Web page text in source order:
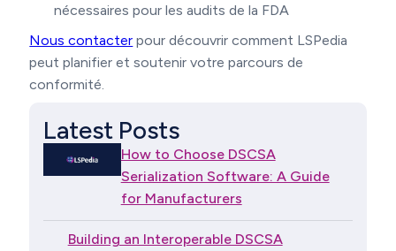
nécessaires pour les audits de la FDA
Nous contacter pour découvrir comment LSPedia
peut planifier et soutenir votre parcours de
conformité.
Latest Posts
How to Choose DSCSA
Serialization Software: A Guide
for Manufacturers
Building an Interoperable DSCSA